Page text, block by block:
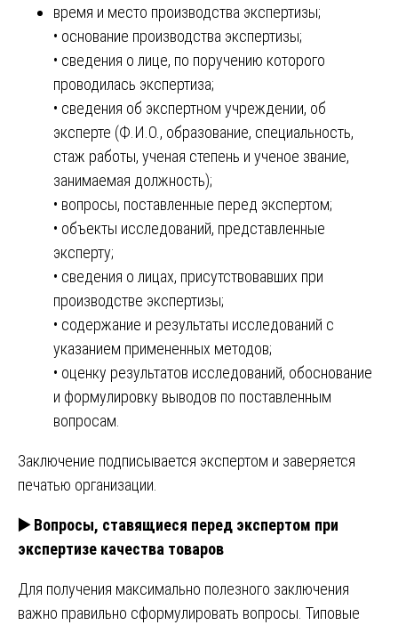
время и место производства экспертизы;
• основание производства экспертизы;
• сведения о лице, по поручению которого
проводилась экспертиза;
• сведения об экспертном учреждении, об
эксперте (Ф.И.О., образование, специальность,
стаж работы, ученая степень и ученое звание,
занимаемая должность);
• вопросы, поставленные перед экспертом;
• объекты исследований, представленные
эксперту;
• сведения о лицах, присутствовавших при
производстве экспертизы;
• содержание и результаты исследований с
указанием примененных методов;
• оценку результатов исследований, обоснование
и формулировку выводов по поставленным
вопросам.
Заключение подписывается экспертом и заверяется
печатью организации.
▶️Вопросы, ставящиеся перед экспертом при
экспертизе качества товаров
Для получения максимально полезного заключения
важно правильно сформулировать вопросы. Типовые